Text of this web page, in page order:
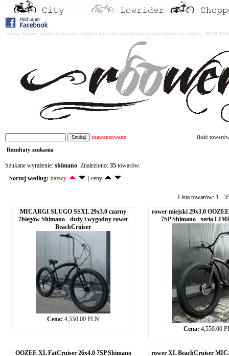
Witaj. Rowery miejskie, cruiser, chopper, lowrider, amsterdam, custom kupisz tu i teraz : 08-08-
zaawansowane Ilość
Rezultaty szukania
Szukane wyrażenie: shimano. Znaleziono: 35 towarów.
Sortuj według: nazwy ceny
Lista towarów: 1 -
MICARGI SLUGO SSXL 29x3.0 czarny
7biegów Shimano - duży i wygodny rower
BeachCruiser
Cena: 4,550.00 PLN
rower miejski 29x3.0
7SP Shimano - seria
Cena: 4,550.00
OOZEE XL FatCruiser 26x4.0 7SP Shimano
rower XL BeachCruiser